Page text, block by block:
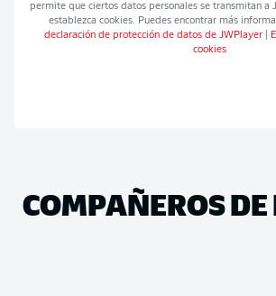
permite que ciertos datos personales se transmitan a
establezca cookies. Puedes encontrar más
declaración de protección de datos de JWPlayer
cookies
COMPAÑEROS